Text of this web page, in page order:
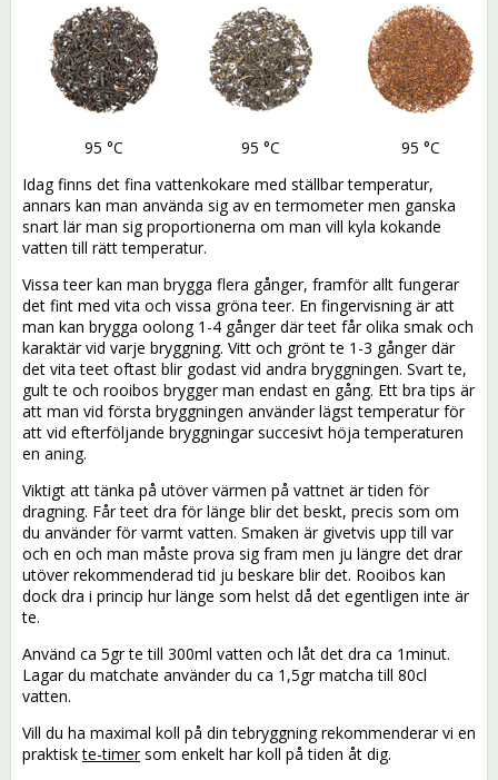
95 °C 95 °C
95 °C
Idag finns det fina vattenkokare med ställbar temperatur,
annars kan man använda sig av en termometer men ganska
snart lär man sig proportionerna om man vill kyla kokande
vatten till rätt temperatur.
Vissa teer kan man brygga flera gånger, framför allt fungerar
det fint med vita och vissa gröna teer. En fingervisning är att
man kan brygga oolong 1-4 gånger där teet får olika smak och
karaktär vid varje bryggning. Vitt och grönt te 1-3 gånger där
det vita teet oftast blir godast vid andra bryggningen. Svart te,
gult te och rooibos brygger man endast en gång. Ett bra tips är
att man vid första bryggningen använder lägst temperatur för
att vid efterföljande bryggningar succesivt höja temperaturen
en aning.
Viktigt att tänka på utöver värmen på vattnet är tiden för
dragning. Får teet dra för länge blir det beskt, precis som om
du använder för varmt vatten. Smaken är givetvis upp till var
och en och man måste prova sig fram men ju längre det drar
utöver rekommenderad tid ju beskare blir det. Rooibos kan
dock dra i princip hur länge som helst då det egentligen inte är
te.
Använd ca 5gr te till 300ml vatten och låt det dra ca 1minut.
Lagar du matchate använder du ca 1,5gr matcha till 80cl
vatten.
Vill du ha maximal koll på din tebryggning rekommenderar vi en
praktiskte-timersom enkelt har koll på tiden åt dig.